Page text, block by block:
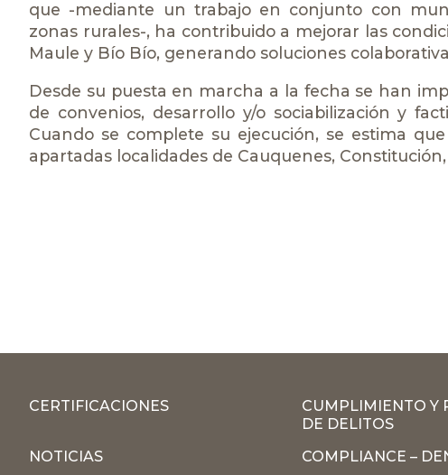
que -mediante un trabajo en conjunto con
zonas rurales-, ha contribuido a mejorar las
Maule y Bío Bío, generando soluciones
Desde su puesta en marcha a la fecha se han
de convenios, desarrollo y/o sociabilización y
Cuando se complete su ejecución, se estima
apartadas localidades de Cauquenes,
CERTIFICACIONES
CUMPLIMIENTO Y
DE DELITOS
NOTICIAS COMPLIANCE –